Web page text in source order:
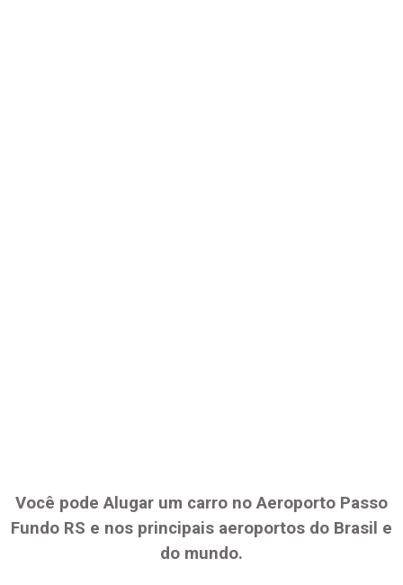
Você pode Alugar um carro no Aeroporto Passo
Fundo RS e nos principais aeroportos do Brasil e
do mundo.